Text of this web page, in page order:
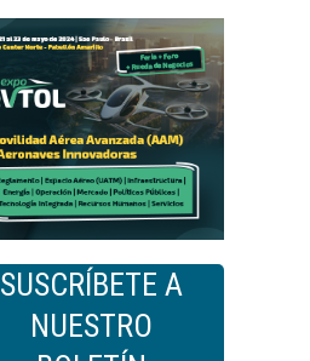
SUSCRÍBETE A
NUESTRO